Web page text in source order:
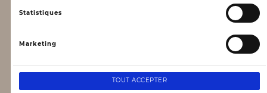
Statistiques
Marketing
TOUT ACCEPTER
Conditions générales d’utilisation
Conditions générales de vente
NEWSLETTER